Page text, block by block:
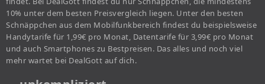
10% unter dem besten Preisvergleich liegen. Unter den besten
Schnäppchen aus dem Mobilfunkbereich findest du beispielsweise
Handytarife für 1,99€ pro Monat, Datentarife für 3,99€ pro Monat
und auch Smartphones zu Bestpreisen. Das alles und noch viel
mehr wartet bei DealGott auf dich.